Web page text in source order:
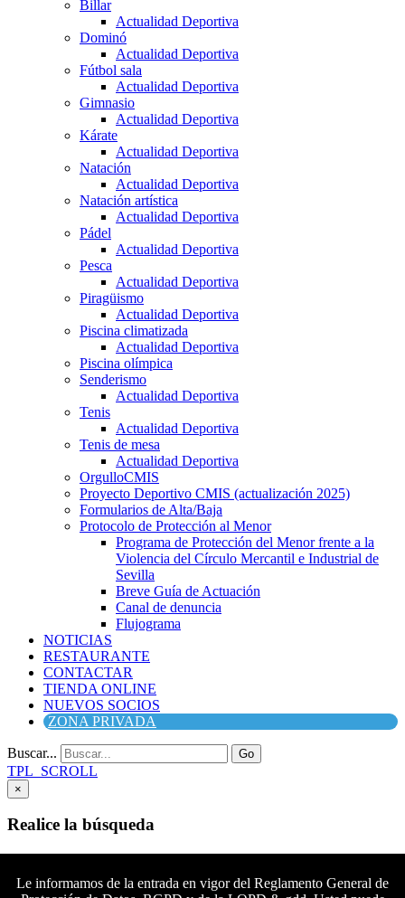
Billar
Actualidad Deportiva
Dominó
Actualidad Deportiva
Fútbol sala
Actualidad Deportiva
Gimnasio
Actualidad Deportiva
Kárate
Actualidad Deportiva
Natación
Actualidad Deportiva
Natación artística
Actualidad Deportiva
Pádel
Actualidad Deportiva
Pesca
Actualidad Deportiva
Piragüismo
Actualidad Deportiva
Piscina climatizada
Actualidad Deportiva
Piscina olímpica
Senderismo
Actualidad Deportiva
Tenis
Actualidad Deportiva
Tenis de mesa
Actualidad Deportiva
OrgulloCMIS
Proyecto Deportivo CMIS (actualización 2025)
Formularios de Alta/Baja
Protocolo de Protección al Menor
Programa de Protección del Menor frente a la
Violencia del Círculo Mercantil e Industrial de
Sevilla
Breve Guía de Actuación
Canal de denuncia
Flujograma
NOTICIAS
RESTAURANTE
CONTACTAR
TIENDA ONLINE
NUEVOS SOCIOS
ZONA PRIVADA
Buscar... Go
TPL_SCROLL
×
Realice la búsqueda
Buscar
Le informamos de la entrada en vigor del Reglamento General de